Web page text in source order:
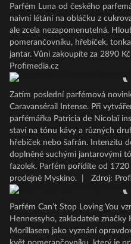
Parfém Luna od českého
naivní létání na obláčku z
ale zcela nezapomenutelná.
pomerančovníku, hřebíček,
jantar. Vůni zakoupíte za 2890
Profimedia.cz
Zatím poslední parfémová
Caravansérail Intense. Při
parfémářka Patricia de Nicolaï
staví na tónu kávy a různých
hřebíček nebo šafrán. Intenzitu
doplněné suchými jantarovými
fazolek. Parfém pořídíte od
prodejně Myskino.
Zdroj:
Parfém Can’t Stop Loving You
Hennessyho, zakladatele
Morillasem jako vyznání